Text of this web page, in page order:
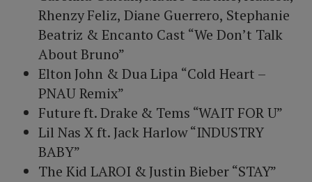
Rhenzy Feliz, Diane Guerrero, Stephanie
Beatriz & Encanto Cast “We Don’t Talk
About Bruno”
Elton John & Dua Lipa “Cold Heart –
PNAU Remix”
Future ft. Drake & Tems “WAIT FOR U”
Lil Nas X ft. Jack Harlow “INDUSTRY
BABY”
The Kid LAROI & Justin Bieber “STAY”